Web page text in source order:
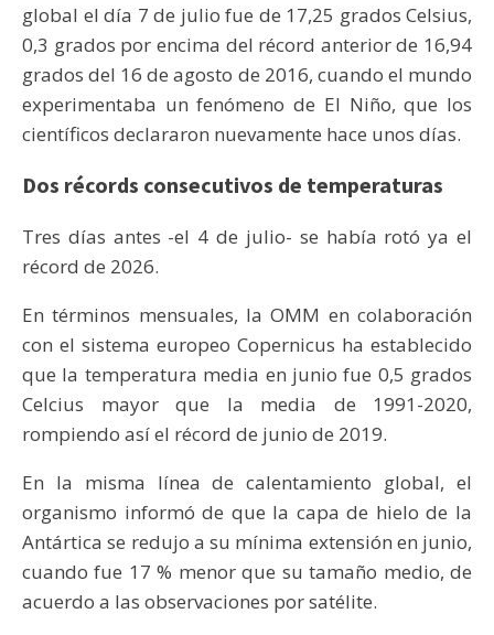
global el día 7 de julio fue de 17,25 grados Celsius,
0,3 grados por encima del récord anterior de 16,94
grados del 16 de agosto de 2016, cuando el mundo
experimentaba un fenómeno de El Niño, que los
científicos declararon nuevamente hace unos días.
Dos récords consecutivos de temperaturas
Tres días antes -el 4 de julio- se había rotó ya el
récord de 2026.
En términos mensuales, la OMM en colaboración
con el sistema europeo Copernicus ha establecido
que la temperatura media en junio fue 0,5 grados
Celcius mayor que la media de 1991-2020,
rompiendo así el récord de junio de 2019.
En la misma línea de calentamiento global, el
organismo informó de que la capa de hielo de la
Antártica se redujo a su mínima extensión en junio,
cuando fue 17 % menor que su tamaño medio, de
acuerdo a las observaciones por satélite.